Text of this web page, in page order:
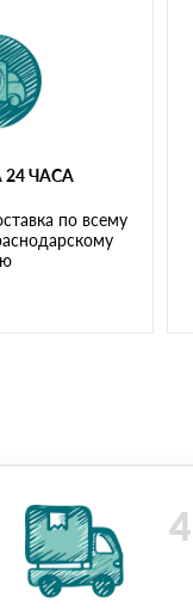
ЧАСА
по всему